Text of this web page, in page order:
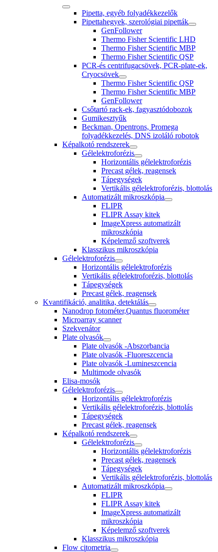
Pipetta, egyéb folyadékkezelők
Pipettahegyek, szerológiai pipetták
GenFollower
Thermo Fisher Scientific LHD
Thermo Fisher Scientific MBP
Thermo Fisher Scientific QSP
PCR-és centrifugacsövek, PCR-plate-ek,
Cryocsövek
Thermo Fisher Scientific QSP
Thermo Fisher Scientific MBP
GenFollower
Csőtartó rack-ek, fagyasztódobozok
Gumikesztyűk
Beckman, Opentrons, Promega
folyadékkezelés, DNS izoláló robotok
Képalkotó rendszerek
Gélelektroforézis
Horizontális gélelektroforézis
Precast gélek, reagensek
Tápegységek
Vertikális gélelektroforézis, blottolás
Automatizált mikroszkópia
FLIPR
FLIPR Assay kitek
ImageXpress automatizált
mikroszkópia
Képelemző szoftverek
Klasszikus mikroszkópia
Gélelektroforézis
Horizontális gélelektroforézis
Vertikális gélelektroforézis, blottolás
Tápegységek
Precast gélek, reagensek
Kvantifikáció, analitika, detektálás
Nanodrop fotométer,Quantus fluorométer
Microarray scanner
Szekvenátor
Plate olvasók
Plate olvasók -Abszorbancia
Plate olvasók -Fluoreszcencia
Plate olvasók -Lumineszcencia
Multimode olvasók
Elisa-mosók
Gélelektroforézis
Horizontális gélelektroforézis
Vertikális gélelektroforézis, blottolás
Tápegységek
Precast gélek, reagensek
Képalkotó rendszerek
Gélelektroforézis
Horizontális gélelektroforézis
Precast gélek, reagensek
Tápegységek
Vertikális gélelektroforézis, blottolás
Automatizált mikroszkópia
FLIPR
FLIPR Assay kitek
ImageXpress automatizált
mikroszkópia
Képelemző szoftverek
Klasszikus mikroszkópia
Flow citometria